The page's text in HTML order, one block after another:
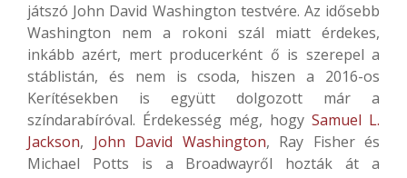
játszó John David Washington testvére. Az idősebb
Washington nem a rokoni szál miatt érdekes,
inkább azért, mert producerként ő is szerepel a
stáblistán, és nem is csoda, hiszen a 2016-os
Kerítésekben is együtt dolgozott már a
színdarabíróval. Érdekesség még, hogy Samuel L.
Jackson, John David Washington, Ray Fisher és
Michael Potts is a Broadwayről hozták át a